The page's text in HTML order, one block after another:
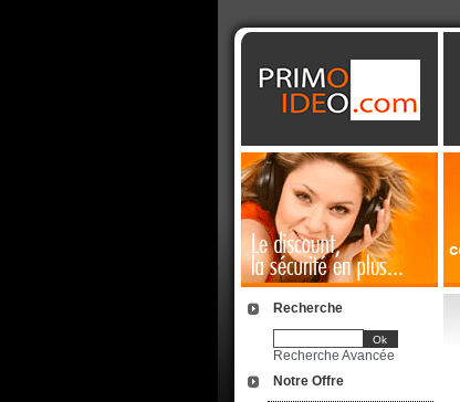
Notre Offre
Recherche
Recherche Avancée